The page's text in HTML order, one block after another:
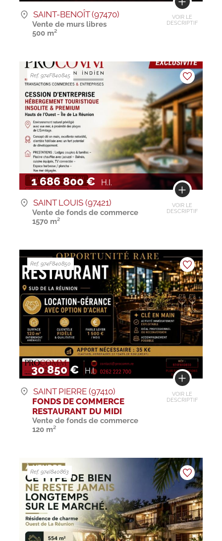
VOIR LE
DESCRIPTIF
SAINT-BENOÎT (97470)
Vente de murs libres
500 m²
1 686 800 € H.I.
VOIR LE
DESCRIPTIF
Ref. 974F840845
SAINT LOUIS (97421)
Vente de fonds de commerce
1570 m²
30 850 € H.I.
VOIR LE
DESCRIPTIF
Ref. 974F840850
SAINT PIERRE (97410)
FONDS DE COMMERCE
RESTAURANT DU MIDI
Vente de fonds de commerce
120 m²
Ref. 974I840863